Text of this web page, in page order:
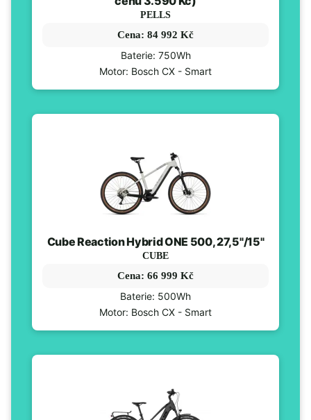
PELLS
Cena: 84 992 Kč
Baterie: 750Wh
Motor: Bosch CX - Smart
Cube Reaction Hybrid ONE 500, 27,5"/15"
CUBE
Cena: 66 999 Kč
Baterie: 500Wh
Motor: Bosch CX - Smart